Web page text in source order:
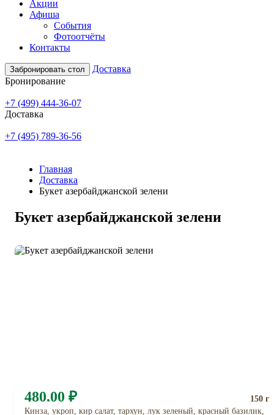
Акции
Афиша
События
Фотоотчёты
Контакты
Забронировать стол
Доставка
Бронирование
+7 (499) 444-36-07
Доставка
+7 (495) 789-36-56
Главная
Доставка
Букет азербайджанской зелени
Букет азербайджанской зелени
480.00 ₽
150 г
Кинза, укроп, кир салат, тархун, лук зеленый, красный базилик,